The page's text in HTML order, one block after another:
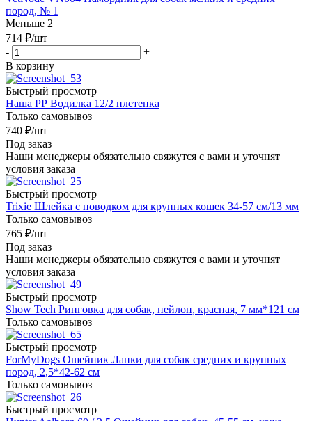
пород, № 1
Меньше 2
714 ₽/шт
-
+
В корзину
Быстрый просмотр
Наша РР Водилка 12/2 плетенка
Только самовывоз
740 ₽/шт
Под заказ
Наши менеджеры обязательно свяжутся с вами и уточнят
условия заказа
Быстрый просмотр
Trixie Шлейка с поводком для крупных кошек 34-57 см/13 мм
Только самовывоз
765 ₽/шт
Под заказ
Наши менеджеры обязательно свяжутся с вами и уточнят
условия заказа
Быстрый просмотр
Show Tech Ринговка для собак, нейлон, красная, 7 мм*121 см
Только самовывоз
Быстрый просмотр
ForMyDogs Ошейник Лапки для собак средних и крупных
пород, 2,5*42-62 см
Только самовывоз
Быстрый просмотр